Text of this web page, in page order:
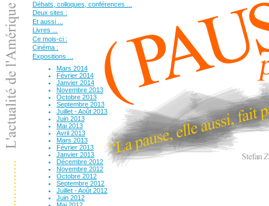
Débats, colloques, conférences ...
Deux sites :
Et aussi ...
Livres ...
Ce mois-ci :
Cinéma :
Expositions ...
Mars 2014
Février 2014
Janvier 2014
Novembre 2013
Octobre 2013
Septembre 2013
Juillet - Août 2013
Juin 2013
Mai 2013
Avril 2013
Mars 2013
Février 2013
Janvier 2013
Décembre 2012
Novembre 2012
Octobre 2012
Septembre 2012
Juillet - Août 2012
Juin 2012